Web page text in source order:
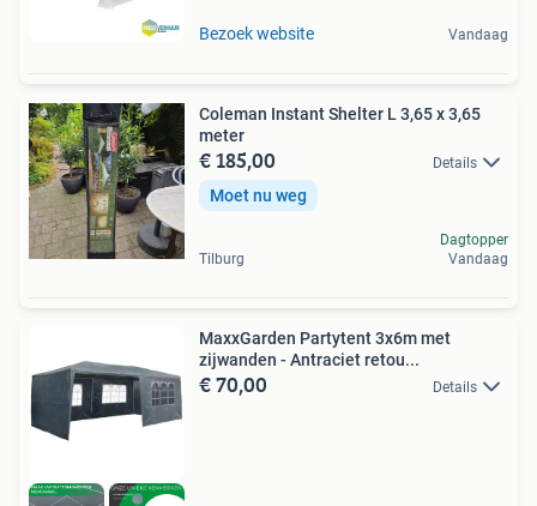
Bezoek website Vandaag
Coleman Instant Shelter L 3,65 x 3,65
meter
€ 185,00 Details
Moet nu weg
Tilburg
Dagtopper
Vandaag
MaxxGarden Partytent 3x6m met
zijwanden - Antraciet retou...
€ 70,00 Details